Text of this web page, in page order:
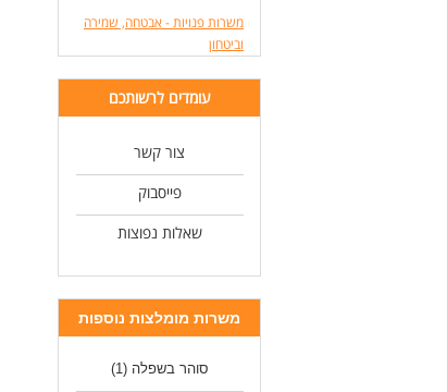
משרות פנויות - אבטחה, שמירה
וביטחון
עומדים לרשותכם
צור קשר
פייסבוק
שאלות נפוצות
משרות מומלצות נוספות
סוהר בשפלה (1)